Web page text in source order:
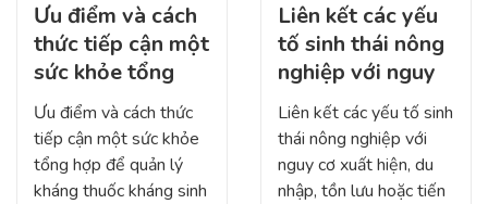
Ưu điểm và cách
thức tiếp cận một
sức khỏe tổng
hợp để quản lý
kháng thuốc
kháng sinh ở Việt
Nam
Ưu điểm và cách thức
tiếp cận một sức khỏe
tổng hợp để quản lý
kháng thuốc kháng sinh
Liên kết các yếu
tố sinh thái nông
nghiệp với nguy
cơ xuất hiện, du
nhập, tồn lưu
hoặc tiến hóa của
dịch bệnh
Liên kết các yếu tố sinh
thái nông nghiệp với
nguy cơ xuất hiện, du
nhập, tồn lưu hoặc tiến